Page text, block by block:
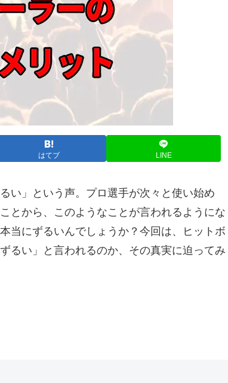
はてブ LINE
い」という声。プロ選手が次々と使い始め
とから、このようなことが言われるようにな
当にずるいんでしょうか？今回は、ヒットボ
るい」と言われるのか、その真実に迫ってみ